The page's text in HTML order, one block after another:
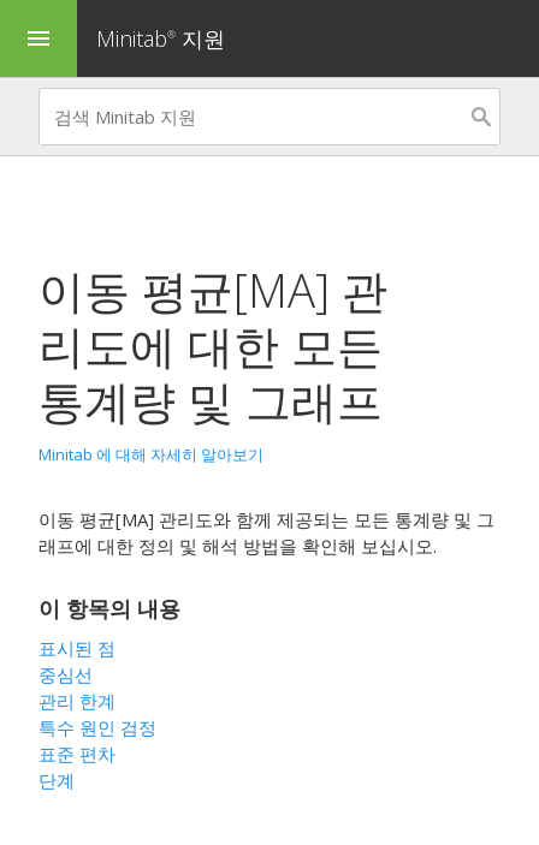
menu Minitab® 지원
이동 평균[MA] 관
리도에 대한 모든
통계량 및 그래프
Minitab 에 대해 자세히 알아보기
이동 평균[MA] 관리도와 함께 제공되는 모든 통계량 및 그
래프에 대한 정의 및 해석 방법을 확인해 보십시오.
이 항목의 내용
표시된 점
중심선
관리 한계
특수 원인 검정
표준 편차
단계